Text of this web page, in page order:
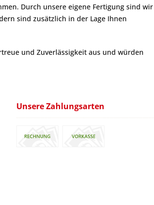
Durch unsere eigene Fertigung sind wir
sind zusätzlich in der Lage Ihnen
und Zuverlässigkeit aus und würden
Unsere Zahlungsarten